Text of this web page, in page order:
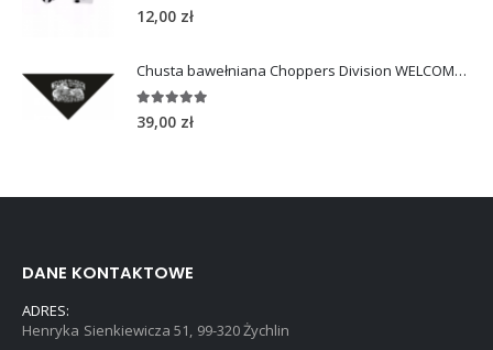
out of 5
12,00 zł
Chusta bawełniana Choppers Division WELCOME TO HEAVEN
out of 5
39,00 zł
DANE KONTAKTOWE
ADRES:
Henryka Sienkiewicza 51, 99-320 Żychlin